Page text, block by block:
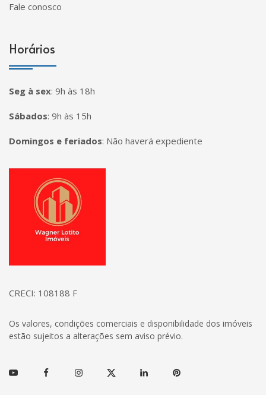
Fale conosco
Horários
Seg à sex: 9h às 18h
Sábados: 9h às 15h
Domingos e feriados: Não haverá expediente
Página inicial
CRECI: 108188 F
Os valores, condições comerciais e disponibilidade dos imóveis
estão sujeitos a alterações sem aviso prévio.
Youtube FacebookInstagramTwitter Linkedin Pinterest